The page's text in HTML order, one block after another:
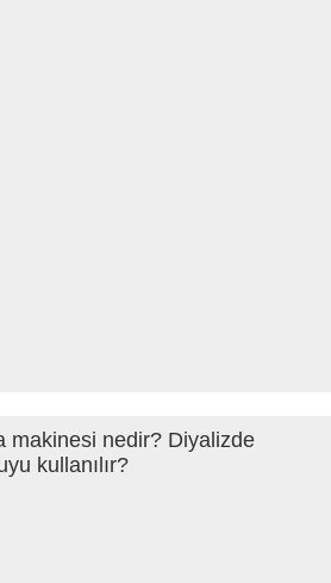
makinesi nedir? Diyalizde
kullanılır?